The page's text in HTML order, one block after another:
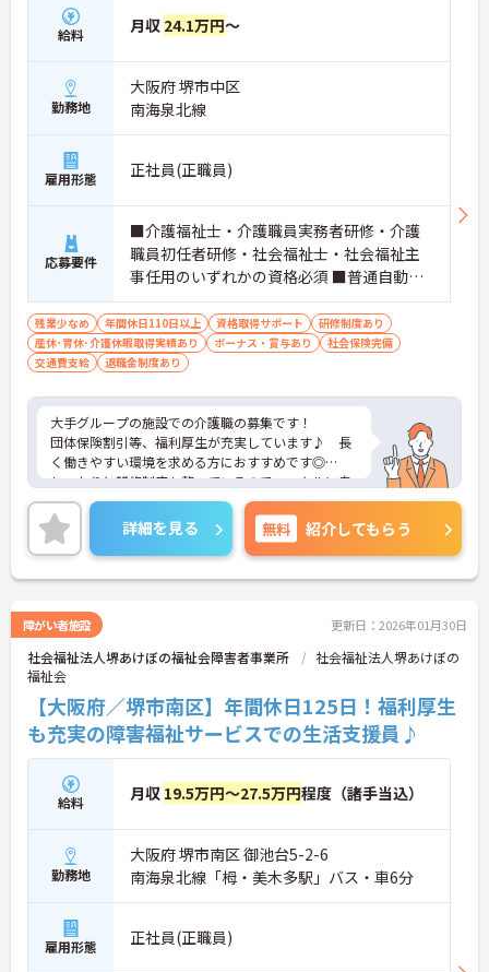
給料 月収 24.1万円～
勤務地
大阪府 堺市中区
南海泉北線
雇用形態 正社員(正職員)
応募要件
■介護福祉士・介護職員実務者研修・介護
職員初任者研修・社会福祉士・社会福祉主
事任用のいずれかの資格必須 ■普通自動車
免許（AT限定可）必須
残業少なめ 年間休日110日以上 資格取得サポート
研修制度あり
産休･育休･介護休暇取得実績あり
ボーナス・賞与あり
社会保険完備
交通費支給
退職金制度あり
大手グループの施設での介護職の募集です！
団体保険割引等、福利厚生が充実しています♪ 長
く働きやすい環境を求める方におすすめです◎
しっかりと研修制度も整っているので、スキルに自
信がない方でもご安心ください☆
ご興味のある方には、面接対策ポイントなど、さら
に詳細をお話しいたしますのでお気軽にご相談くだ
さい！
詳細を見る 無料 紹介してもらう
障がい者施設 更新日：2026年01月30日
社会福祉法人堺あけぼの福祉会障害者事業所
社会福祉法人堺あけぼの
福祉会
【大阪府／堺市南区】年間休日125日！福利厚生
も充実の障害福祉サービスでの生活支援員♪
給料 月収 19.5万円～27.5万円程度（諸手当込）
勤務地
大阪府 堺市南区 御池台5-2-6
南海泉北線「栂・美木多駅」バス・車6分
雇用形態 正社員(正職員)